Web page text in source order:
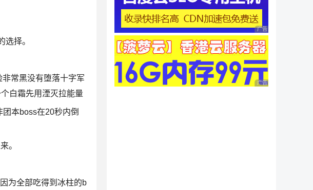
择。
常黑没有堕落十字军
白霜先用湮灭拉能量
本boss在20秒内倒
。
为全部吃得到冰柱的b
广告 商业广告，理性
广告 商业广告，理性